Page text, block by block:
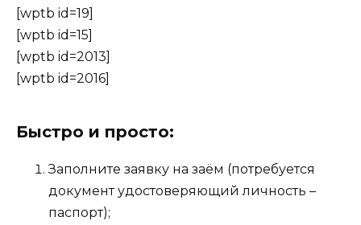
[wptb id=19]
[wptb id=15]
[wptb id=2013]
[wptb id=2016]
Быстро и просто:
Заполните заявку на заём (потребуется
документ удостоверяющий личность –
паспорт);